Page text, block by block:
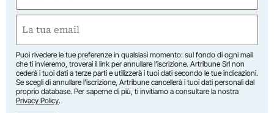
First
(Required)
Puoi rivedere le tue preferenze in qualsiasi momento: sul fondo di ogni mail
che ti invieremo, troverai il link per annullare l’iscrizione. Artribune Srl non
cederà i tuoi dati a terze parti e utilizzerà i tuoi dati secondo le tue indicazioni.
Se scegli di annullare l’iscrizione, Artribune cancellerà i tuoi dati personali dal
proprio database. Per saperne di più, ti invitiamo a consultare la nostra
Privacy Policy.